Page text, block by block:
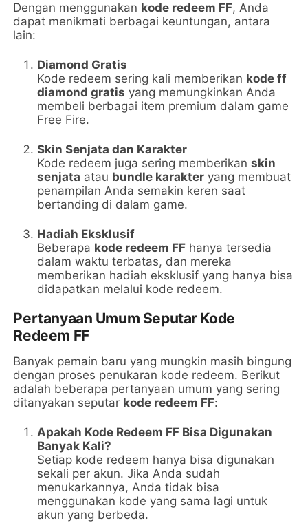
Dengan menggunakan kode redeem FF, Anda
dapat menikmati berbagai keuntungan, antara
lain:
Diamond Gratis
Kode redeem sering kali memberikan kode ff
diamond gratis yang memungkinkan Anda
membeli berbagai item premium dalam game
Free Fire.
Skin Senjata dan Karakter
Kode redeem juga sering memberikanskin
senjata atau bundle karakter yang membuat
penampilan Anda semakin keren saat
bertanding di dalam game.
Hadiah Eksklusif
Beberapa kode redeem FF hanya tersedia
dalam waktu terbatas, dan mereka
memberikan hadiah eksklusif yang hanya bisa
didapatkan melalui kode redeem.
Pertanyaan Umum Seputar Kode
Redeem FF
Banyak pemain baru yang mungkin masih bingung
dengan proses penukaran kode redeem. Berikut
adalah beberapa pertanyaan umum yang sering
ditanyakan seputar kode redeem FF:
Apakah Kode Redeem FF Bisa Digunakan
Banyak Kali?
Setiap kode redeem hanya bisa digunakan
sekali per akun. Jika Anda sudah
menukarkannya, Anda tidak bisa
menggunakan kode yang sama lagi untuk
akun yang berbeda.